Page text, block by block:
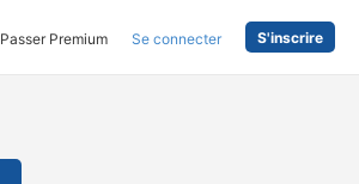
Passer Premium Se connecter S'inscrire